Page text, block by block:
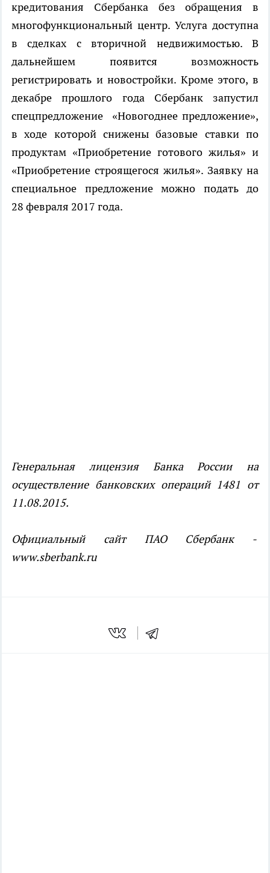
кредитования Сбербанка без обращения в
многофункциональный центр. Услуга доступна
в сделках с вторичной недвижимостью. В
дальнейшем появится возможность
регистрировать и новостройки. Кроме этого, в
декабре прошлого года Сбербанк запустил
спецпредложение «Новогоднее предложение»,
в ходе которой снижены базовые ставки по
продуктам «Приобретение готового жилья» и
«Приобретение строящегося жилья». Заявку на
специальное предложение можно подать до
28 февраля 2017 года.
Генеральная лицензия Банка России на
осуществление банковских операций 1481 от
11.08.2015.
Официальный сайт ПАО Сбербанк -
www.sberbank.ru